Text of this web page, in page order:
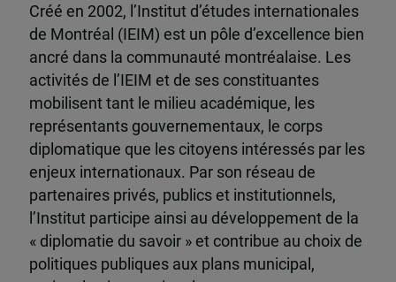
Créé en 2002, l’Institut d’études internationales
de Montréal (IEIM) est un pôle d’excellence bien
ancré dans la communauté montréalaise. Les
activités de l’IEIM et de ses constituantes
mobilisent tant le milieu académique, les
représentants gouvernementaux, le corps
diplomatique que les citoyens intéressés par les
enjeux internationaux. Par son réseau de
partenaires privés, publics et institutionnels,
l’Institut participe ainsi au développement de la
« diplomatie du savoir » et contribue au choix de
politiques publiques aux plans municipal,